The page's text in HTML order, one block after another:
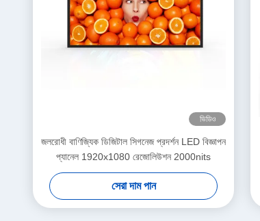
ভিডিও
জলরোধী বাণিজ্যিক ডিজিটাল সিগনেজ প্রদর্শন LED বিজ্ঞাপন
প্যানেল 1920x1080 রেজোলিউশন 2000nits
সেরা দাম পান